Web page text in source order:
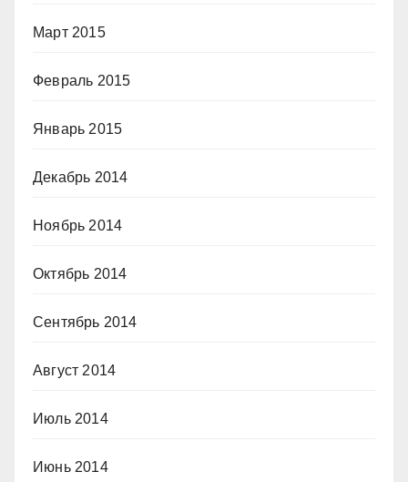
Март 2015
Февраль 2015
Январь 2015
Декабрь 2014
Ноябрь 2014
Октябрь 2014
Сентябрь 2014
Август 2014
Июль 2014
Июнь 2014